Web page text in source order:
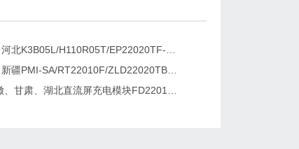
湖南、广东、新疆PMI-SA/RT22010F/ZLD22020TB电源模块维修更换